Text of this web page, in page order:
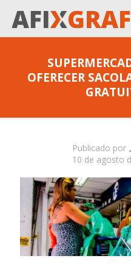
OFERECER
Publicado por
10 de agosto